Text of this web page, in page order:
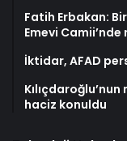
Fatih Erbakan:
Emevi Camii’nde
İktidar, AFAD
haciz konuldu